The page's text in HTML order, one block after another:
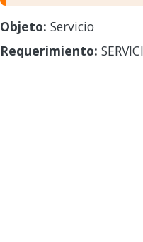
Objeto: Servicio
Requerimiento: